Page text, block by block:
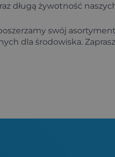
długą żywotność
swój
dla środowiska.